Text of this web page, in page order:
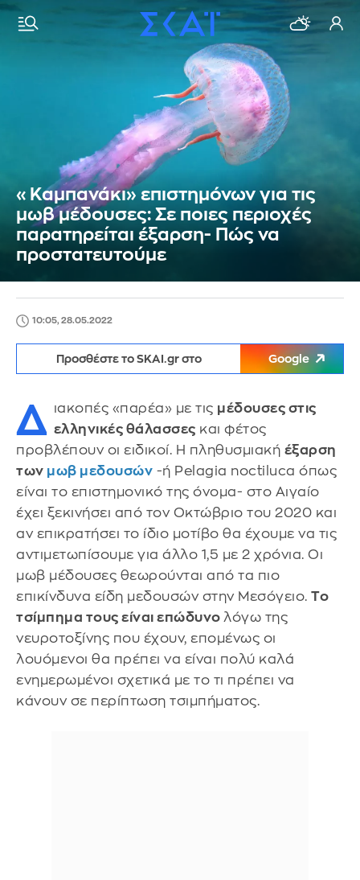
«Καμπανάκι» επιστημόνων για τις
μωβ μέδουσες: Σε ποιες περιοχές
παρατηρείται έξαρση- Πώς να
προστατευτούμε
10:05, 28.05.2022
Προσθέστε το SKAI.gr στο Google
Δ ιακοπές «παρέα» με τις μέδουσες στις
ελληνικές θάλασσες και φέτος
προβλέπουν οι ειδικοί. H πληθυσμιακή έξαρση
των μωβ μεδουσών -ή Pelagia noctiluca όπως
είναι το επιστημονικό της όνομα- στο Αιγαίο
έχει ξεκινήσει από τον Οκτώβριο του 2020 και
αν επικρατήσει το ίδιο μοτίβο θα έχουμε να τις
αντιμετωπίσουμε για άλλο 1,5 με 2 χρόνια. Οι
μωβ μέδουσες θεωρούνται από τα πιο
επικίνδυνα είδη μεδουσών στην Μεσόγειο. Το
τσίμπημα τους είναι επώδυνο λόγω της
νευροτοξίνης που έχουν, επομένως οι
λουόμενοι θα πρέπει να είναι πολύ καλά
ενημερωμένοι σχετικά με το τι πρέπει να
κάνουν σε περίπτωση τσιμπήματος.